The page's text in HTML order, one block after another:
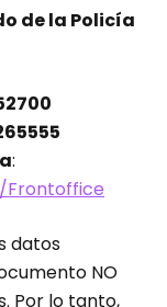
de la Policía
:
datos
NO
Por lo tanto,